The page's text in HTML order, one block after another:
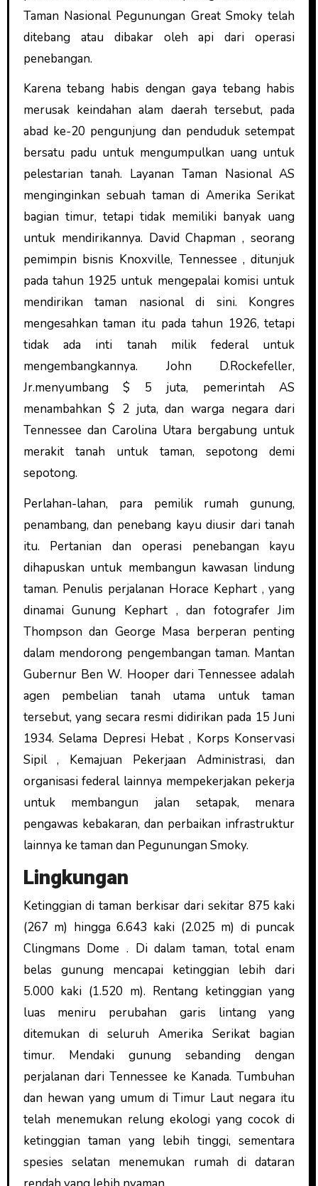
Taman Nasional Pegunungan Great Smoky telah
ditebang atau dibakar oleh api dari operasi
penebangan.
Karena tebang habis dengan gaya tebang habis
merusak keindahan alam daerah tersebut, pada
abad ke-20 pengunjung dan penduduk setempat
bersatu padu untuk mengumpulkan uang untuk
pelestarian tanah. Layanan Taman Nasional AS
menginginkan sebuah taman di Amerika Serikat
bagian timur, tetapi tidak memiliki banyak uang
untuk mendirikannya. David Chapman , seorang
pemimpin bisnis Knoxville, Tennessee , ditunjuk
pada tahun 1925 untuk mengepalai komisi untuk
mendirikan taman nasional di sini. Kongres
mengesahkan taman itu pada tahun 1926, tetapi
tidak ada inti tanah milik federal untuk
mengembangkannya. John D.Rockefeller,
Jr.menyumbang $ 5 juta, pemerintah AS
menambahkan $ 2 juta, dan warga negara dari
Tennessee dan Carolina Utara bergabung untuk
merakit tanah untuk taman, sepotong demi
sepotong.
Perlahan-lahan, para pemilik rumah gunung,
penambang, dan penebang kayu diusir dari tanah
itu. Pertanian dan operasi penebangan kayu
dihapuskan untuk membangun kawasan lindung
taman. Penulis perjalanan Horace Kephart , yang
dinamai Gunung Kephart , dan fotografer Jim
Thompson dan George Masa berperan penting
dalam mendorong pengembangan taman. Mantan
Gubernur Ben W. Hooper dari Tennessee adalah
agen pembelian tanah utama untuk taman
tersebut, yang secara resmi didirikan pada 15 Juni
1934. Selama Depresi Hebat , Korps Konservasi
Sipil , Kemajuan Pekerjaan Administrasi, dan
organisasi federal lainnya mempekerjakan pekerja
untuk membangun jalan setapak, menara
pengawas kebakaran, dan perbaikan infrastruktur
lainnya ke taman dan Pegunungan Smoky.
Lingkungan
Ketinggian di taman berkisar dari sekitar 875 kaki
(267 m) hingga 6.643 kaki (2.025 m) di puncak
Clingmans Dome . Di dalam taman, total enam
belas gunung mencapai ketinggian lebih dari
5.000 kaki (1.520 m). Rentang ketinggian yang
luas meniru perubahan garis lintang yang
ditemukan di seluruh Amerika Serikat bagian
timur. Mendaki gunung sebanding dengan
perjalanan dari Tennessee ke Kanada. Tumbuhan
dan hewan yang umum di Timur Laut negara itu
telah menemukan relung ekologi yang cocok di
ketinggian taman yang lebih tinggi, sementara
spesies selatan menemukan rumah di dataran